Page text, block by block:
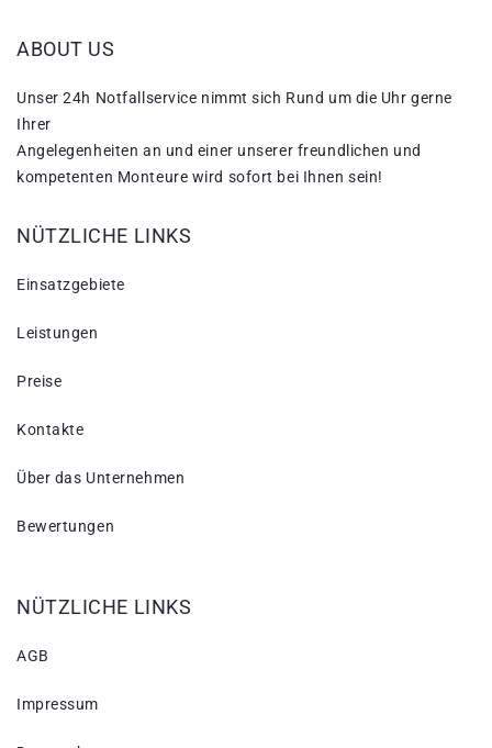
ABOUT US
Unser 24h Notfallservice nimmt sich Rund um die Uhr gerne
Ihrer
Angelegenheiten an und einer unserer freundlichen und
kompetenten Monteure wird sofort bei Ihnen sein!
NÜTZLICHE LINKS
Einsatzgebiete
Leistungen
Preise
Kontakte
Über das Unternehmen
Bewertungen
NÜTZLICHE LINKS
AGB
Impressum